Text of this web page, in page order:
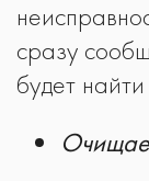
сразу
будет